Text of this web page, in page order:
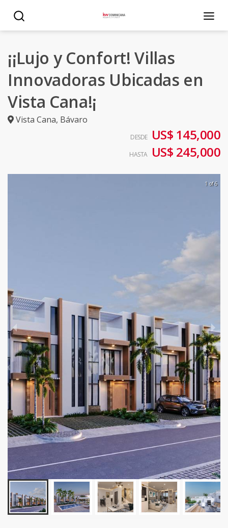
¡¡Lujo y Confort! Villas
Innovadoras Ubicadas en
Vista Cana!¡
Vista Cana, Bávaro
DESDE US$ 145,000
HASTA US$ 245,000
1 of 6